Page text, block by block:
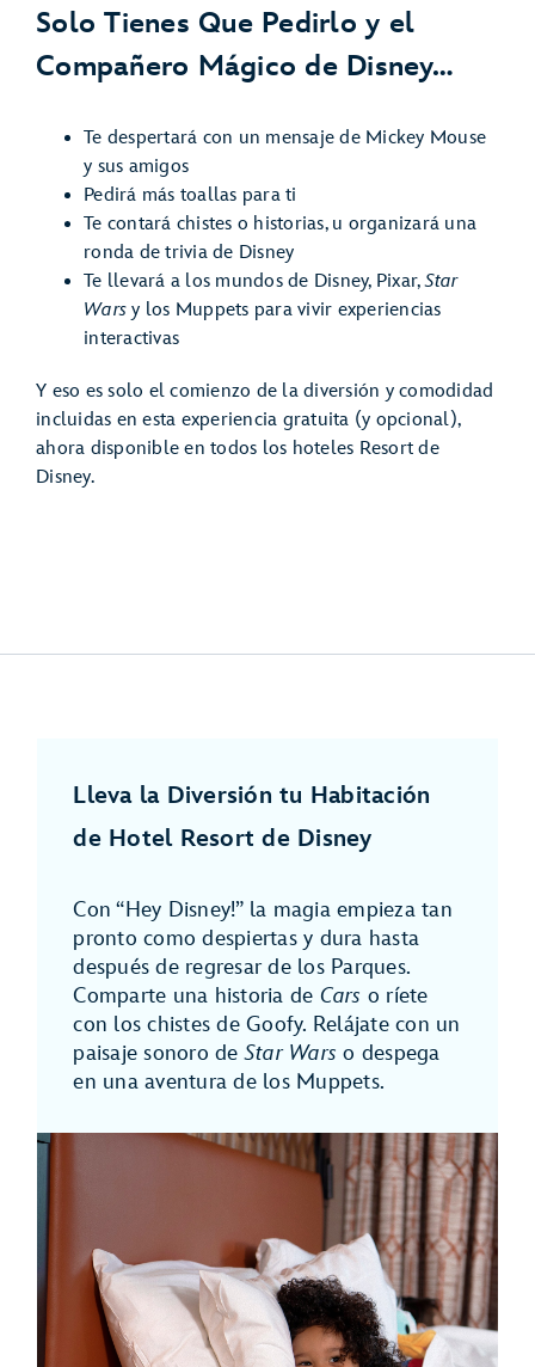
Solo Tienes Que Pedirlo y el
Compañero Mágico de Disney…
Te despertará con un mensaje de Mickey Mouse
y sus amigos
Pedirá más toallas para ti
Te contará chistes o historias, u organizará una
ronda de trivia de Disney
Te llevará a los mundos de Disney, Pixar,Star
Wars y los Muppets para vivir experiencias
interactivas
Y eso es solo el comienzo de la diversión y comodidad
incluidas en esta experiencia gratuita (y opcional),
ahora disponible en todos los hoteles Resort de
Disney.
Lleva la Diversión tu Habitación
de Hotel Resort de Disney
Con “Hey Disney!” la magia empieza tan
pronto como despiertas y dura hasta
después de regresar de los Parques.
Comparte una historia de Cars o ríete
con los chistes de Goofy. Relájate con un
paisaje sonoro deStar Wars o despega
en una aventura de los Muppets.